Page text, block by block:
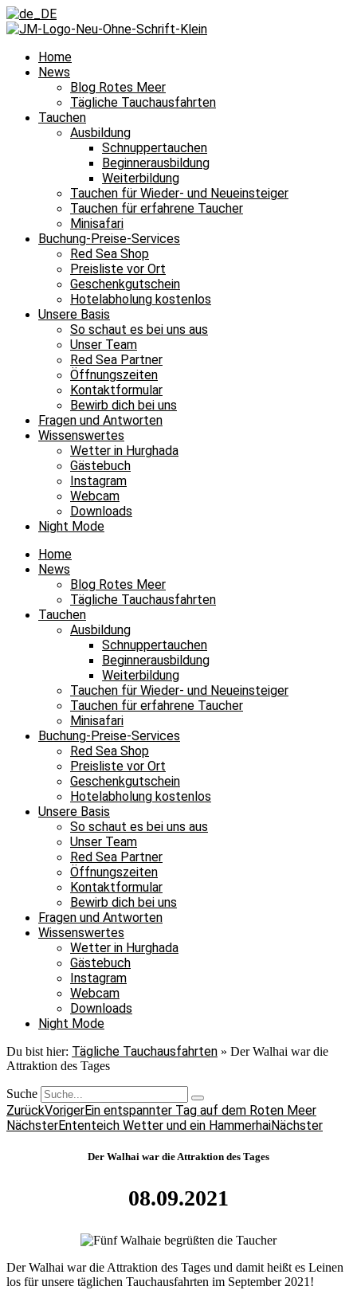
Home
News
Blog Rotes Meer
Tägliche Tauchausfahrten
Tauchen
Ausbildung
Schnuppertauchen
Beginnerausbildung
Weiterbildung
Tauchen für Wieder- und Neueinsteiger
Tauchen für erfahrene Taucher
Minisafari
Buchung-Preise-Services
Red Sea Shop
Preisliste vor Ort
Geschenkgutschein
Hotelabholung kostenlos
Unsere Basis
So schaut es bei uns aus
Unser Team
Red Sea Partner
Öffnungszeiten
Kontaktformular
Bewirb dich bei uns
Fragen und Antworten
Wissenswertes
Wetter in Hurghada
Gästebuch
Instagram
Webcam
Downloads
Night Mode
Home
News
Blog Rotes Meer
Tägliche Tauchausfahrten
Tauchen
Ausbildung
Schnuppertauchen
Beginnerausbildung
Weiterbildung
Tauchen für Wieder- und Neueinsteiger
Tauchen für erfahrene Taucher
Minisafari
Buchung-Preise-Services
Red Sea Shop
Preisliste vor Ort
Geschenkgutschein
Hotelabholung kostenlos
Unsere Basis
So schaut es bei uns aus
Unser Team
Red Sea Partner
Öffnungszeiten
Kontaktformular
Bewirb dich bei uns
Fragen und Antworten
Wissenswertes
Wetter in Hurghada
Gästebuch
Instagram
Webcam
Downloads
Night Mode
Du bist hier: Tägliche Tauchausfahrten » Der Walhai war die
Attraktion des Tages
Suche
ZurückVorigerEin entspannter Tag auf dem Roten Meer
NächsterEntenteich Wetter und ein HammerhaiNächster
Der Walhai war die Attraktion des Tages
08.09.2021
Der Walhai war die Attraktion des Tages und damit heißt es Leinen
los für unsere täglichen Tauchausfahrten im September 2021!